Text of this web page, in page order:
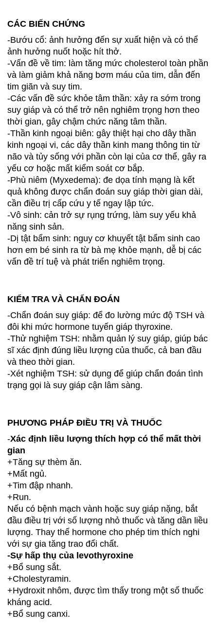
CÁC BIẾN CHỨNG
-Bướu cổ: ảnh hưởng đến sự xuất hiện và có thể
ảnh hưởng nuốt hoặc hít thở.
-Vấn đề về tim: làm tăng mức cholesterol toàn phần
và làm giảm khả năng bơm máu của tim, dẫn đến
tim giãn và suy tim.
-Các vấn đề sức khỏe tâm thần: xảy ra sớm trong
suy giáp và có thể trở nên nghiêm trọng hơn theo
thời gian, gây chậm chức năng tâm thần.
-Thần kinh ngoại biên: gây thiệt hại cho dây thần
kinh ngoại vi, các dây thần kinh mang thông tin từ
não và tủy sống với phần còn lại của cơ thể, gây ra
yếu cơ hoặc mất kiểm soát cơ bắp.
-Phù niêm (Myxedema): đe dọa tính mạng là kết
quả không được chẩn đoán suy giáp thời gian dài,
cần điều trị cấp cứu y tế ngay lập tức.
-Vô sinh: cản trở sự rụng trứng, làm suy yếu khả
năng sinh sản.
-Dị tật bẩm sinh: nguy cơ khuyết tật bẩm sinh cao
hơn em bé sinh ra từ bà mẹ khỏe mạnh, dễ bị các
vấn đề trí tuệ và phát triển nghiêm trọng.
KIỂM TRA VÀ CHẨN ĐOÁN
-Chẩn đoán suy giáp: để đo lường mức độ TSH và
đôi khi mức hormone tuyến giáp thyroxine.
-Thử nghiệm TSH: nhằm quản lý suy giáp, giúp bác
sĩ xác định đúng liều lượng của thuốc, cả ban đầu
và theo thời gian.
-Xét nghiệm TSH: sử dụng để giúp chẩn đoán tình
trạng gọi là suy giáp cận lâm sàng.
PHƯƠNG PHÁP ĐIỀU TRỊ VÀ THUỐC
-Xác định liều lượng thích hợp có thể mất thời
gian
+Tăng sự thèm ăn.
+Mất ngủ.
+Tim đập nhanh.
+Run.
Nếu có bệnh mạch vành hoặc suy giáp nặng, bắt
đầu điều trị với số lượng nhỏ thuốc và tăng dần liều
lượng. Thay thế hormone cho phép tim thích nghi
với sự gia tăng trao đổi chất.
-Sự hấp thụ của levothyroxine
+Bổ sung sắt.
+Cholestyramin.
+Hydroxit nhôm, được tìm thấy trong một số thuốc
kháng acid.
+Bổ sung canxi.